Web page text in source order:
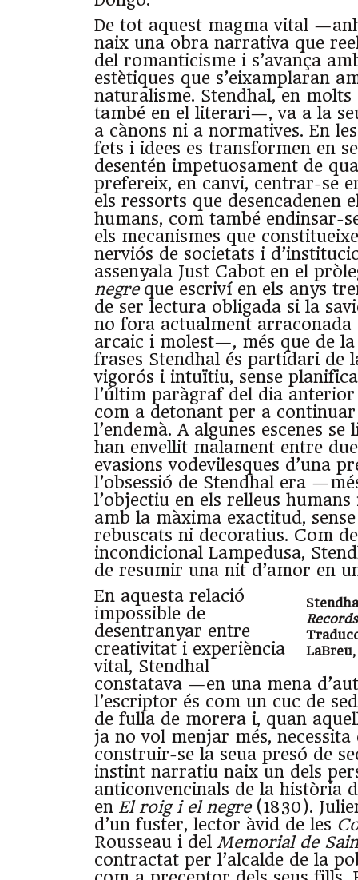
De tot aquest magma vital
naix una obra narrativa que
del romanticisme i s’avança
estètiques que s’eixamplaran
naturalisme. Stendhal, en
també en el literari—, va a la
a cànons ni a normatives. En les
fets i idees es transformen en
desentén impetuosament de
prefereix, en canvi, centrar-se
els ressorts que desencadenen
humans, com també
els mecanismes que
nerviós de societats i
assenyala Just Cabot en el
negre que escriví en els anys
de ser lectura obligada si la
no fora actualment
arcaic i molest—, més que de la
frases Stendhal és partidari de
vigorós i intuïtiu, sense
l’últim paràgraf del dia
com a detonant per a
l’endemà. A algunes escenes
han envellit malament entre
evasions vodevilesques d’una
l’obsessió de Stendhal era
l’objectiu en els relleus
amb la màxima exactitud,
rebuscats ni decoratius. Com
incondicional Lampedusa,
de resumir una nit d’amor en
En aquesta relació
impossible de
desentranyar entre
creativitat i experiència
vital, Stendhal
constatava —en una mena
l’escriptor és com un cuc de
de fulla de morera i, quan
ja no vol menjar més,
construir-se la seua presó de
instint narratiu naix un dels
anticonvencinals de la història
en El roig i el negre(1830).
d’un fuster, lector àvid de les
Rousseau i del Memorial de
contractat per l’alcalde de la